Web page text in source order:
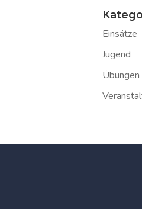
Einsätze
Jugend
Übungen